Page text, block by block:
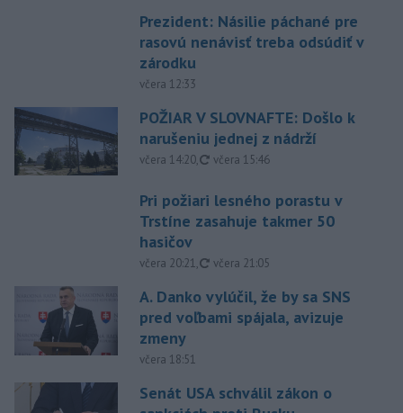
Prezident: Násilie páchané pre
rasovú nenávisť treba odsúdiť v
zárodku
včera 12:33
POŽIAR V SLOVNAFTE: Došlo k
narušeniu jednej z nádrží
včera 14:20, aktualizované
včera 15:46
Pri požiari lesného porastu v
Trstíne zasahuje takmer 50
hasičov
včera 20:21, aktualizované
včera 21:05
A. Danko vylúčil, že by sa SNS
pred voľbami spájala, avizuje
zmeny
včera 18:51
Senát USA schválil zákon o